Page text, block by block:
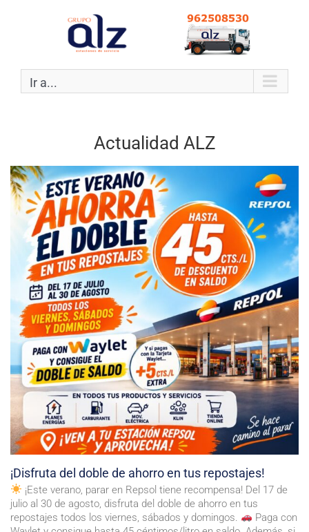
Ir a...
Actualidad ALZ
¡Disfruta del doble de ahorro en tus repostajes!
¡Este verano, parar en Repsol tiene recompensa! Del 17 de
julio al 30 de agosto, disfruta del doble de ahorro en tus
repostajes todos los viernes, sábados y domingos.
Paga con